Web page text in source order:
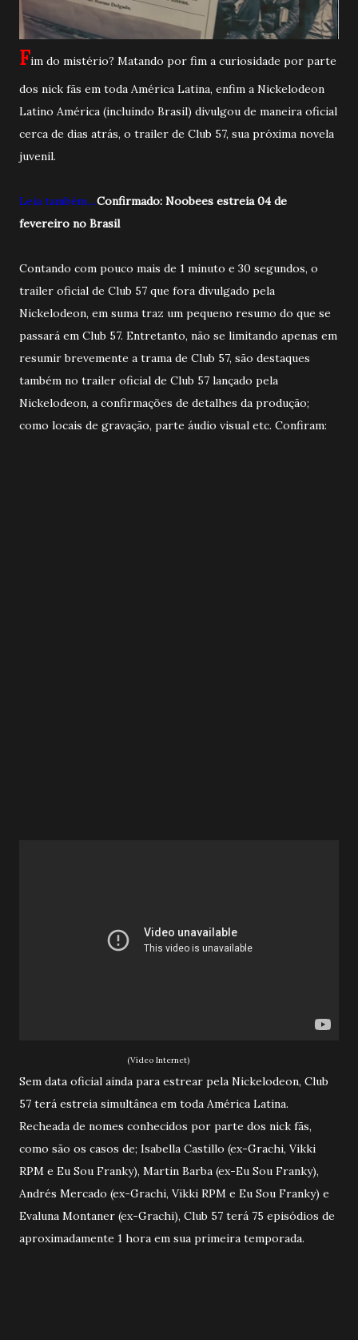
Fim do mistério? Matando por fim a curiosidade por parte
dos nick fãs em toda América Latina, enfim a Nickelodeon
Latino América (incluindo Brasil) divulgou de maneira oficial
cerca de dias atrás, o trailer de Club 57, sua próxima novela
juvenil.
Leia também....Confirmado: Noobees estreia 04 de
fevereiro no Brasil
Contando com pouco mais de 1 minuto e 30 segundos, o
trailer oficial de Club 57 que fora divulgado pela
Nickelodeon, em suma traz um pequeno resumo do que se
passará em Club 57. Entretanto, não se limitando apenas em
resumir brevemente a trama de Club 57, são destaques
também no trailer oficial de Club 57 lançado pela
Nickelodeon, a confirmações de detalhes da produção;
como locais de gravação, parte áudio visual etc. Confiram:
(Vídeo Internet)
Sem data oficial ainda para estrear pela Nickelodeon, Club
57 terá estreia simultânea em toda América Latina.
Recheada de nomes conhecidos por parte dos nick fãs,
como são os casos de; Isabella Castillo (ex-Grachi, Vikki
RPM e Eu Sou Franky), Martin Barba (ex-Eu Sou Franky),
Andrés Mercado (ex-Grachi, Vikki RPM e Eu Sou Franky) e
Evaluna Montaner (ex-Grachi), Club 57 terá 75 episódios de
aproximadamente 1 hora em sua primeira temporada.